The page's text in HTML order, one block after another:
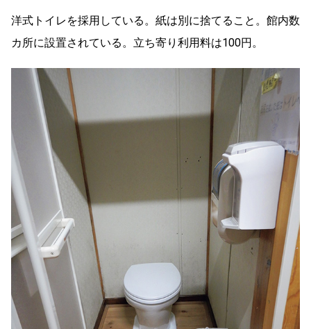
洋式トイレを採用している。紙は別に捨てること。館内数
カ所に設置されている。立ち寄り利用料は100円。